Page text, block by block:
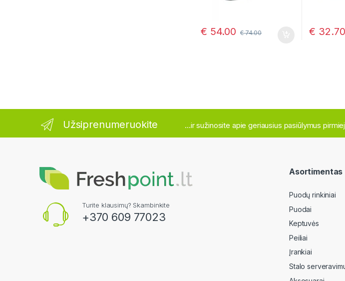
€ 54.00 €74.00 € 32.70
Užsiprenumeruokite ...ir sužinosite apie geriausius pasiūlymus
Turite klausimų? Skambinkite
+370 609 77023
Asortimentas
Puodų rinkiniai
Puodai
Keptuvės
Peiliai
Įrankiai
Stalo